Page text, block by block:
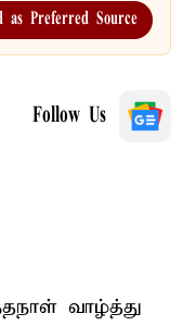
as Preferred Source
Follow Us
வாழ்த்து